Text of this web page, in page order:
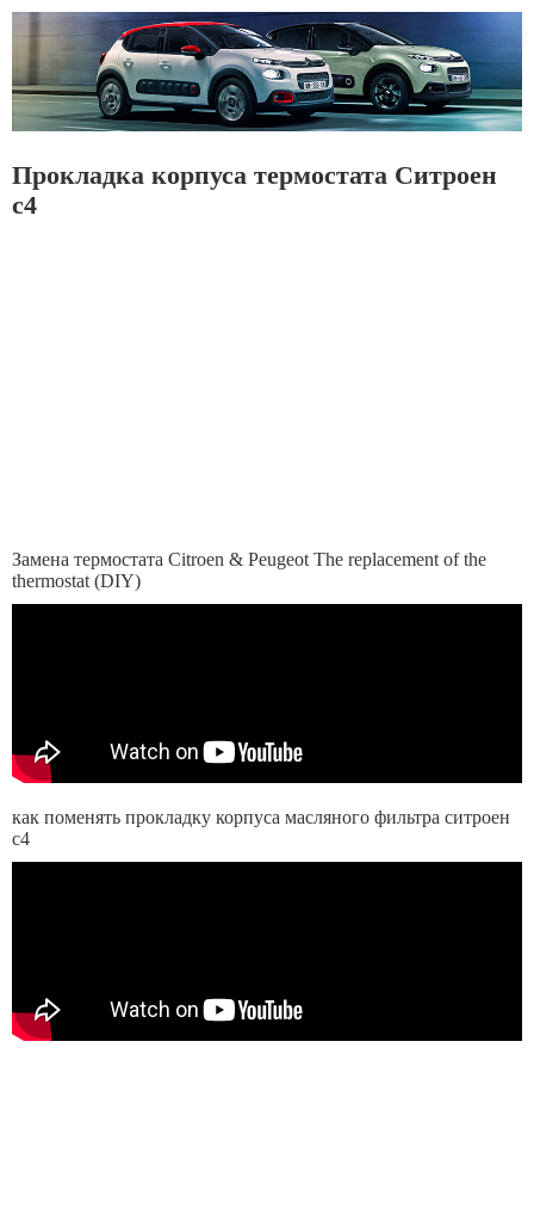
Прокладка корпуса термостата Ситроен
с4
Замена термостата Citroen & Peugeot The replacement of the
thermostat (DIY)
как поменять прокладку корпуса масляного фильтра ситроен
с4